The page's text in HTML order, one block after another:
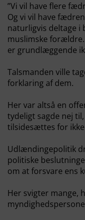
”Vi vil have flere
Og vi vil have
naturligvis deltage i
muslimske
er grundlæggende
Talsmanden ville
forklaring af dem.
Her var altså en
tydeligt sagde nej
tilsidesættes for
Udlændingepolitik
politiske
om at forsvare ens
Her svigter mange,